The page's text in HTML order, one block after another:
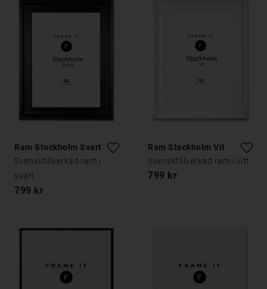
Ram Stockholm Svart
Svensktillverkad ram i
svart
799 kr
Ram Stockholm Vit
Svensktillverkad ram i vitt
799 kr